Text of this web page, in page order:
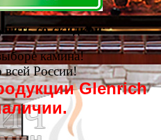
со скидкой:
камина!
всей России!
Glenrich